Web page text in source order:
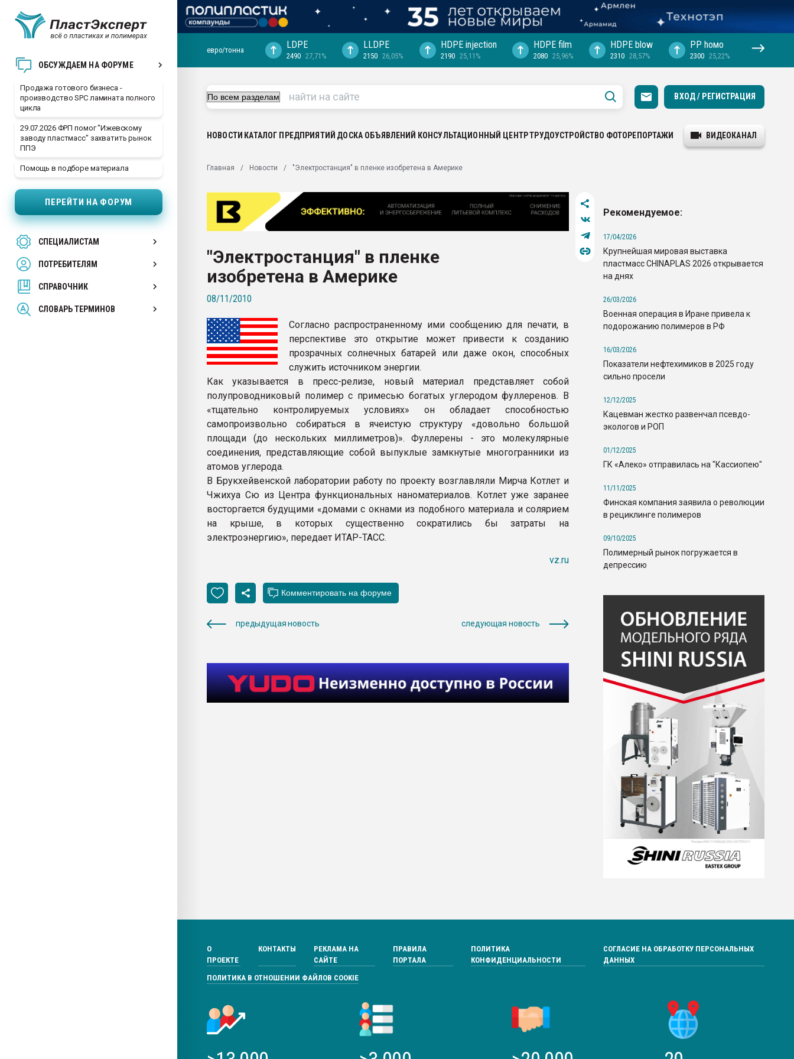
ОБСУЖДАЕМ НА ФОРУМЕ
Продажа готового бизнеса -
производство SPC ламината полного
цикла
29.07.2026 ФРП помог "Ижевскому
заводу пластмасс" захватить рынок
ППЭ
Помощь в подборе материала
ПЕРЕЙТИ НА ФОРУМ
СПЕЦИАЛИСТАМ
ПОТРЕБИТЕЛЯМ
СПРАВОЧНИК
СЛОВАРЬ ТЕРМИНОВ
28.07.2026 "Технониколь" довольна
Всё, что касается выдува ПЭТ
Материал поверхности пуансона для
Продам отходы Композиция
поликарбоната и АБС-пластика
Armaloy PC/ABS-1IM черный цвет
Профильная литература. Продажа,
покупка, обмен
евро/тонна LDPE
2490 27,71%
LLDPE
2150 26,05%
HDPE injection
2190 25,11%
HDPE film
2080 25,96%
HDPE blow
2310 28,57%
PP hомо
2300 25,22%
ВХОД / РЕГИСТРАЦИЯ
НОВОСТИ КАТАЛОГ ПРЕДПРИЯТИЙ ДОСКА ОБЪЯВЛЕНИЙ КОНСУЛЬТАЦИОННЫЙ ЦЕНТРТРУДОУСТРОЙСТВО ФОТОРЕПОРТАЖИ ВИДЕОКАНАЛ
Главная Новости "Электростанция" в пленке изобретена в Америке
"Электростанция" в пленке
изобретена в Америке
08/11/2010
Согласно распространенному ими сообщению для печати, в
перспективе это открытие может привести к созданию
прозрачных солнечных батарей или даже окон, способных
служить источником энергии.
Как указывается в пресс-релизе, новый материал представляет собой
полупроводниковый полимер с примесью богатых углеродом фуллеренов. В
«тщательно контролируемых условиях» он обладает способностью
самопроизвольно собираться в ячеистую структуру «довольно большой
площади (до нескольких миллиметров)». Фуллерены - это молекулярные
соединения, представляющие собой выпуклые замкнутые многогранники из
атомов углерода.
В Брукхейвенской лаборатории работу по проекту возглавляли Мирча Котлет и
Чжихуа Сю из Центра функциональных наноматериалов. Котлет уже заранее
восторгается будущими «домами с окнами из подобного материала и солярием
на крыше, в которых существенно сократились бы затраты на
электроэнергию», передает ИТАР-ТАСС.
vz.ru
предыдущая новость следующая новость
Рекомендуемое:
17/04/2026
Крупнейшая мировая выставка
пластмасс CHINAPLAS 2026 открывается
на днях
26/03/2026
Военная операция в Иране привела к
подорожанию полимеров в РФ
16/03/2026
Показатели нефтехимиков в 2025 году
сильно просели
12/12/2025
Кацевман жестко развенчал псевдо-
экологов и РОП
01/12/2025
ГК «Алеко» отправилась на "Кассиопею"
11/11/2025
Финская компания заявила о революции
в рециклинге полимеров
09/10/2025
Полимерный рынок погружается в
депрессию
О
ПРОЕКТЕ
КОНТАКТЫ
РЕКЛАМА НА
САЙТЕ
ПРАВИЛА
ПОРТАЛА
ПОЛИТИКА
КОНФИДЕНЦИАЛЬНОСТИ
СОГЛАСИЕ НА ОБРАБОТКУ ПЕРСОНАЛЬНЫХ
ДАННЫХ
ПОЛИТИКА В ОТНОШЕНИИ ФАЙЛОВ COOKIE